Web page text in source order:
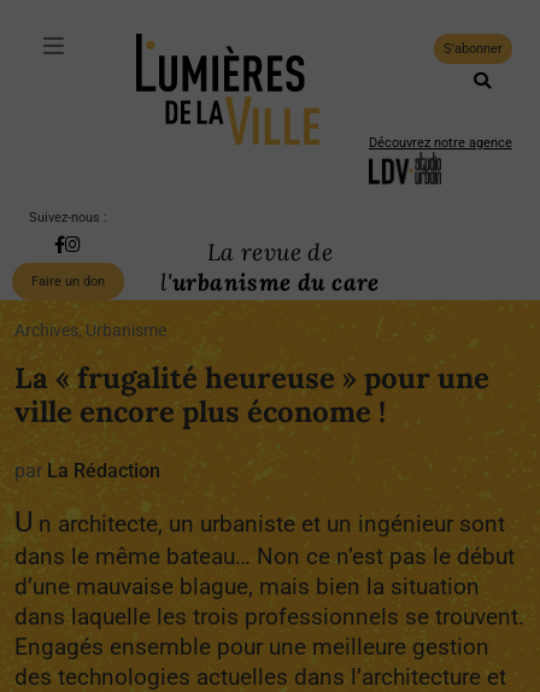
S'abonner
Découvrez notre agence
Suivez-nous :
Faire un don
La revue de
l'urbanisme du care
Archives, Urbanisme
La « frugalité heureuse » pour une
ville encore plus économe !
par La Rédaction
U n architecte, un urbaniste et un ingénieur sont
dans le même bateau… Non ce n’est pas le début
d’une mauvaise blague, mais bien la situation
dans laquelle les trois professionnels se trouvent.
Engagés ensemble pour une meilleure gestion
des technologies actuelles dans l’architecture et